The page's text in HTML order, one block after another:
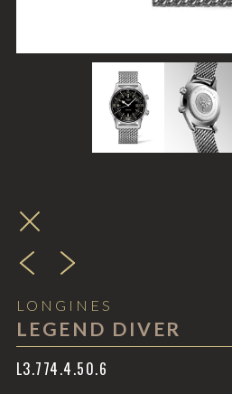
LONGINES
LEGEND DIVER
L3.774.4.50.6